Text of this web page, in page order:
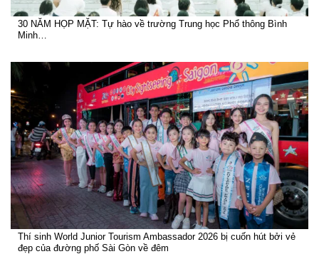
30 NĂM HỌP MẶT: Tự hào về trường Trung học Phổ thông Bình
Minh…
Thí sinh World Junior Tourism Ambassador 2026 bị cuốn hút bởi vẻ
đẹp của đường phố Sài Gòn về đêm